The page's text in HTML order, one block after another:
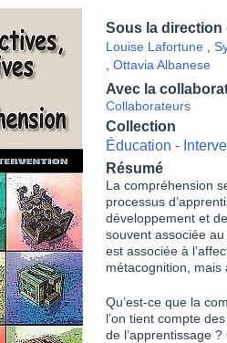
Sous la direction
Louise Lafortune
Ottavia Albanese
Avec la
Collaborateurs
Collection
Éducation -
Résumé
La compréhension
processus
développement et
souvent associée
est associée à
métacognition, mais
Qu’est-ce que la
l’on tient compte
de l’apprentissage